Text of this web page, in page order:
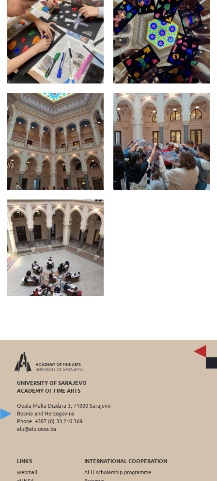
UNIVERSITY OF SARAJEVO
ACADEMY OF FINE ARTS
Obala Maka Dizdara 3, 71000 Sarajevo
Bosnia and Herzogovina
Phone: +387 (0) 33 210 369
alu@alu.unsa.ba
LINKS
webmail
INTERNATIONAL COOPERATION
ALU scholarship programme